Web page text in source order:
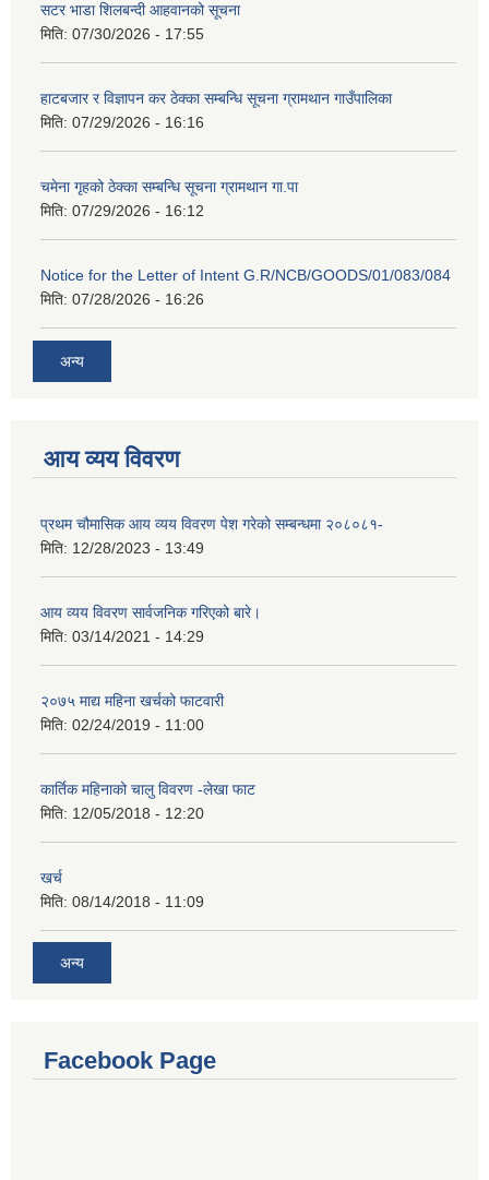
सटर भाडा शिलबन्दी आहवानको सूचना
मिति: 07/30/2026 - 17:55
हाटबजार र विज्ञापन कर ठेक्का सम्बन्धि सूचना ग्रामथान गाउँपालिका
मिति: 07/29/2026 - 16:16
चमेना गृहको ठेक्का सम्बन्धि सूचना ग्रामथान गा.पा
मिति: 07/29/2026 - 16:12
Notice for the Letter of Intent G.R/NCB/GOODS/01/083/084
मिति: 07/28/2026 - 16:26
अन्य
आय व्यय विवरण
प्रथम चौमासिक आय व्यय विवरण पेश गरेको सम्बन्धमा २०८०८१-
मिति: 12/28/2023 - 13:49
आय व्यय विवरण सार्वजनिक गरिएको बारे।
मिति: 03/14/2021 - 14:29
२०७५ माद्य महिना खर्चको फाटवारी
मिति: 02/24/2019 - 11:00
कार्तिक महिनाको चालु विवरण -लेखा फाट
मिति: 12/05/2018 - 12:20
खर्च
मिति: 08/14/2018 - 11:09
अन्य
Facebook Page